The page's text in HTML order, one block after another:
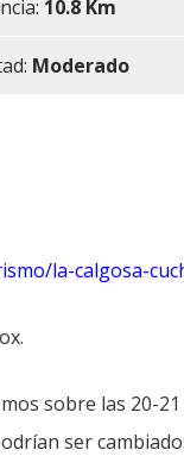
10.8 Km
Moderado
la-calgosa-
sobre las 20-21
ser